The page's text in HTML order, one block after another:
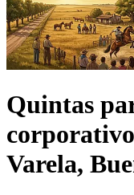
Quintas
Varela,